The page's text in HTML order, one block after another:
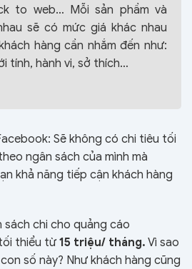
to web… Mỗi sản phầm và
sẽ có mức giá khác nhau
hàng cần nhắm đến như:
tính, hành vi, sở thích…
Sẽ không có chi tiêu tối
ngân sách của mình mà
khả năng tiếp cận khách hàng
sách chi cho quảng cáo
thiểu từ 15 triệu/ tháng. Vì sao
số này? Như khách hàng cũng